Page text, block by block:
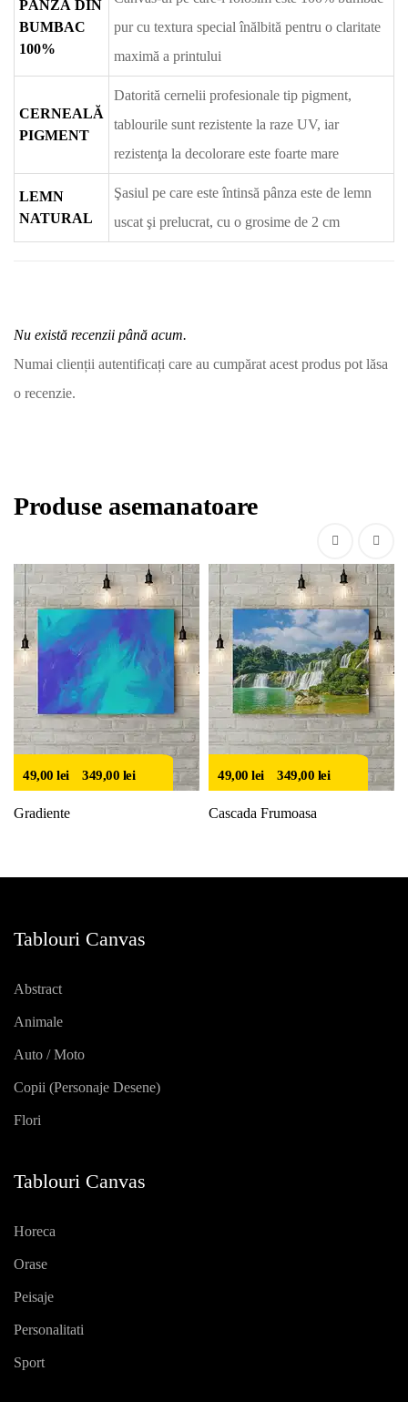
PÂNZĂ DIN
BUMBAC
100%
pur cu textura special înălbită pentru o claritate
maximă a printului
CERNEALĂ
PIGMENT
Datorită cernelii profesionale tip pigment,
tablourile sunt rezistente la raze UV, iar
rezistenţa la decolorare este foarte mare
LEMN
NATURAL
Şasiul pe care este întinsă pânza este de lemn
uscat şi prelucrat, cu o grosime de 2 cm
Nu există recenzii până acum.
Numai clienții autentificați care au cumpărat acest produs pot lăsa
o recenzie.
Produse asemanatoare
49,00 lei– 349,00 lei
Gradiente
49,00 lei– 349,00 lei
Cascada Frumoasa
Tablouri Canvas
Abstract
Animale
Auto / Moto
Copii (personaje Desene)
Flori
Tablouri Canvas
Horeca
Orase
Peisaje
Personalitati
Sport